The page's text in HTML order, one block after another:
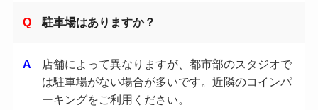
駐車場はありますか？
店舗によって異なりますが、都市部のスタジオで
は駐車場がない場合が多いです。​近隣のコインパ
ーキングをご利用ください。